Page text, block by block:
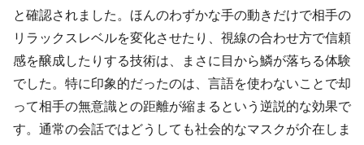
と確認されました。ほんのわずかな手の動きだけで相手の
リラックスレベルを変化させたり、視線の合わせ方で信頼
感を醸成したりする技術は、まさに目から鱗が落ちる体験
でした。特に印象的だったのは、言語を使わないことで却
って相手の無意識との距離が縮まるという逆説的な効果で
す。通常の会話ではどうしても社会的なマスクが介在しま